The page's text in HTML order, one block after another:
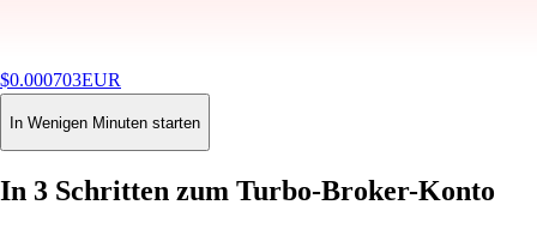
$0.000703EUR
-1.47%24H
Buy
In Wenigen Minuten starten
In 3 Schritten zum Turbo-Broker-Konto